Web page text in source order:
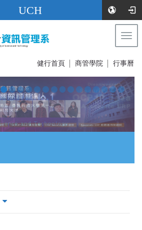
UCH
健行首頁 商管學院 行事曆